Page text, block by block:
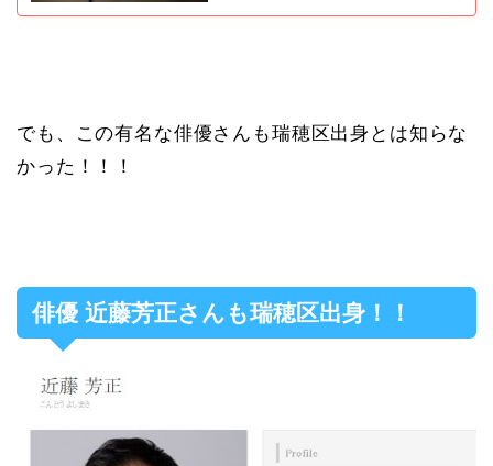
でも、この有名な俳優さんも瑞穂区出身とは知らな
かった！！！
俳優 近藤芳正さんも瑞穂区出身！！